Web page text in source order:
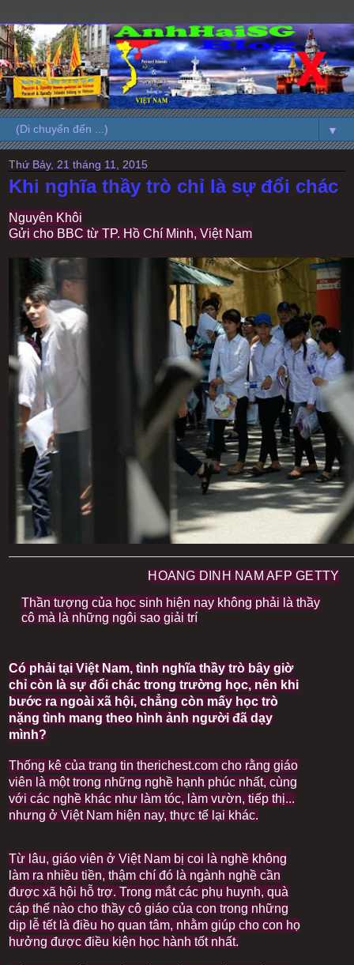
▼
Thứ Bảy, 21 tháng 11, 2015
Khi nghĩa thầy trò chỉ là sự đổi chác
Nguyên Khôi
Gửi cho BBC từ TP. Hồ Chí Minh, Việt Nam
o
p
y
r
i
g
h
HOANG DINH NAM AFP GETTY
I
m
a
c
a
p
t
i
o
n
Thần tượng của học sinh hiện nay không phải là thầy
cô mà là những ngôi sao giải trí
Có phải tại Việt Nam, tình nghĩa thầy trò bây giờ
chỉ còn là sự đổi chác trong trường học, nên khi
bước ra ngoài xã hội, chẳng còn mấy học trò
nặng tình mang theo hình ảnh người đã dạy
mình?
Thống kê của trang tin therichest.com cho rằng giáo
viên là một trong những nghề hạnh phúc nhất, cùng
với các nghề khác như làm tóc, làm vườn, tiếp thị...
nhưng ở Việt Nam hiện nay, thực tế lại khác.
Từ lâu, giáo viên ở Việt Nam bị coi là nghề không
làm ra nhiều tiền, thậm chí đó là ngành nghề cần
được xã hội hỗ trợ. Trong mắt các phụ huynh, quà
cáp thế nào cho thầy cô giáo của con trong những
dịp lễ tết là điều họ quan tâm, nhằm giúp cho con họ
hưởng được điều kiện học hành tốt nhất.